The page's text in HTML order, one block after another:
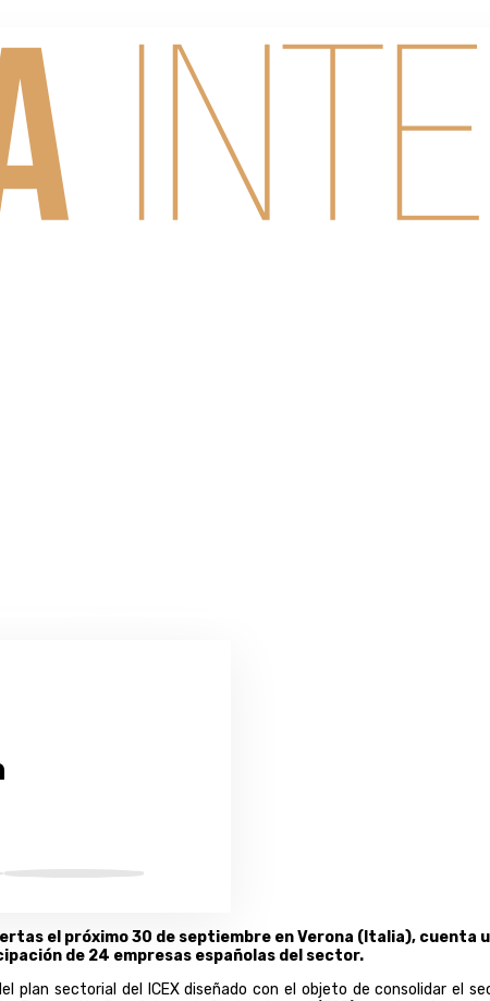
el próximo 30 de septiembre en Verona (Italia), cuenta
de 24 empresas españolas del sector.
plan sectorial del ICEX diseñado con el objeto de consolidar el